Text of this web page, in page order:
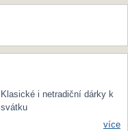
Klasické i netradiční dárky k
svátku
více